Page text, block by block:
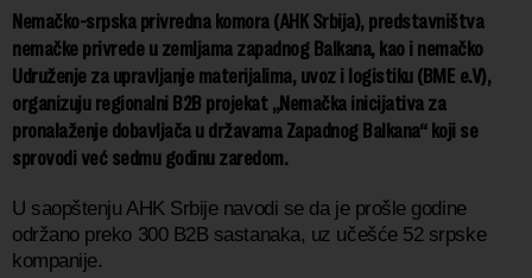
Nemačko-srpska privredna komora (AHK Srbija), predstavništva
nemačke privrede u zemljama zapadnog Balkana, kao i nemačko
Udruženje za upravljanje materijalima, uvoz i logistiku (BME e.V),
organizuju regionalni B2B projekat „Nemačka inicijativa za
pronalaženje dobavljača u državama Zapadnog Balkana“ koji se
sprovodi već sedmu godinu zaredom.
U saopštenju AHK Srbije navodi se da je prošle godine
održano preko 300 B2B sastanaka, uz učešće 52 srpske
kompanije.